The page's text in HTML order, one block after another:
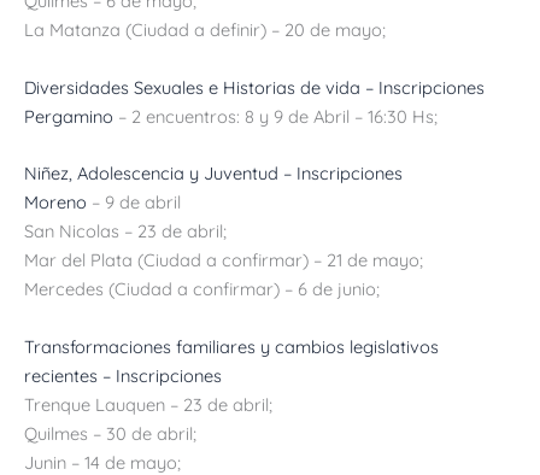
La Matanza (Ciudad a definir) – 20 de mayo;
Diversidades Sexuales e Historias de vida – Inscripciones
Pergamino – 2 encuentros: 8 y 9 de Abril – 16:30 Hs;
Niñez, Adolescencia y Juventud – Inscripciones
Moreno – 9 de abril
San Nicolas – 23 de abril;
Mar del Plata (Ciudad a confirmar) – 21 de mayo;
Mercedes (Ciudad a confirmar) – 6 de junio;
Transformaciones familiares y cambios legislativos
recientes – Inscripciones
Trenque Lauquen – 23 de abril;
Quilmes – 30 de abril;
Junin – 14 de mayo;